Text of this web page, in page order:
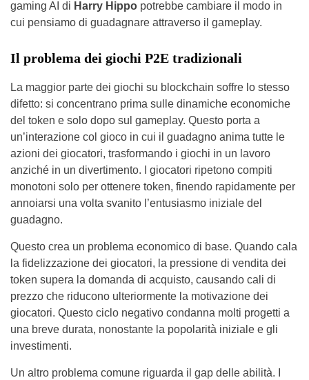
gaming AI di Harry Hippo potrebbe cambiare il modo in
cui pensiamo di guadagnare attraverso il gameplay.
Il problema dei giochi P2E tradizionali
La maggior parte dei giochi su blockchain soffre lo stesso
difetto: si concentrano prima sulle dinamiche economiche
del token e solo dopo sul gameplay. Questo porta a
un’interazione col gioco in cui il guadagno anima tutte le
azioni dei giocatori, trasformando i giochi in un lavoro
anziché in un divertimento. I giocatori ripetono compiti
monotoni solo per ottenere token, finendo rapidamente per
annoiarsi una volta svanito l’entusiasmo iniziale del
guadagno.
Questo crea un problema economico di base. Quando cala
la fidelizzazione dei giocatori, la pressione di vendita dei
token supera la domanda di acquisto, causando cali di
prezzo che riducono ulteriormente la motivazione dei
giocatori. Questo ciclo negativo condanna molti progetti a
una breve durata, nonostante la popolarità iniziale e gli
investimenti.
Un altro problema comune riguarda il gap delle abilità. I